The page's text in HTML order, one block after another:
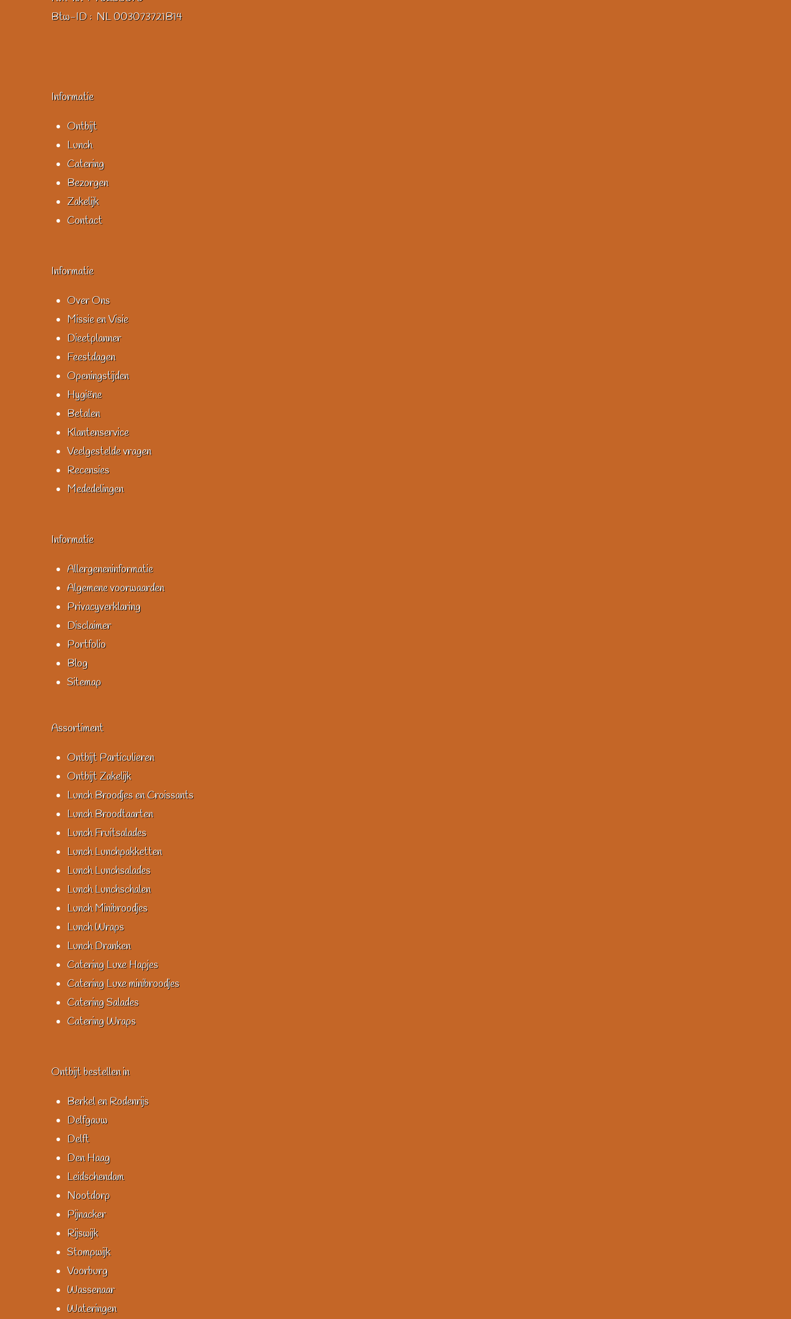
Btw-ID : NL 003073721B14
Informatie
Ontbijt
Lunch
Catering
Bezorgen
Zakelijk
Contact
Informatie
Over Ons
Missie en Visie
Dieetplanner
Feestdagen
Openingstijden
Hygiëne
Betalen
Klantenservice
Veelgestelde vragen
Recensies
Mededelingen
Informatie
Allergeneninformatie
Algemene voorwaarden
Privacyverklaring
Disclaimer
Portfolio
Blog
Sitemap
Assortiment
Ontbijt Particulieren
Ontbijt Zakelijk
Lunch Broodjes en Croissants
Lunch Broodtaarten
Lunch Fruitsalades
Lunch Lunchpakketten
Lunch Lunchsalades
Lunch Lunchschalen
Lunch Minibroodjes
Lunch Wraps
Lunch Dranken
Catering Luxe Hapjes
Catering Luxe minibroodjes
Catering Salades
Catering Wraps
Ontbijt bestellen in
Berkel en Rodenrijs
Delfgauw
Delft
Den Haag
Leidschendam
Nootdorp
Pijnacker
Rijswijk
Stompwijk
Voorburg
Wassenaar
Wateringen